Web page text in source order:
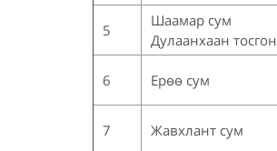
5
Шаамар сум
Дулаанхаан тосгон
6 Ерөө сум
7 Жавхлант сум